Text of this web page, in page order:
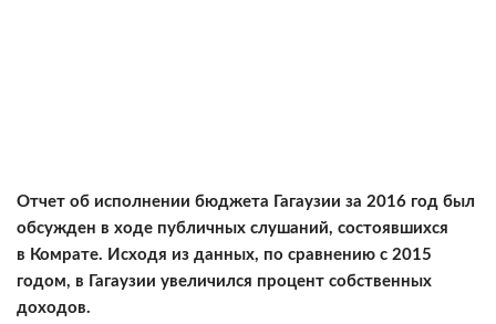
Отчет об исполнении бюджета Гагаузии за 2016 год был
обсужден в ходе публичных слушаний, состоявшихся
в Комрате. Исходя из данных, по сравнению с 2015
годом, в Гагаузии увеличился процент собственных
доходов.